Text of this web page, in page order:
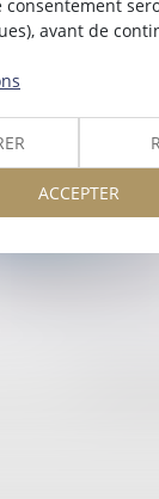
43 43
amicale AA -COvea
consentement
avant de
ACCEPTER